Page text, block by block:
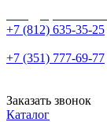
+7 (812) 635-35-25
+7 (351) 777-69-77
Заказать звонок
Каталог